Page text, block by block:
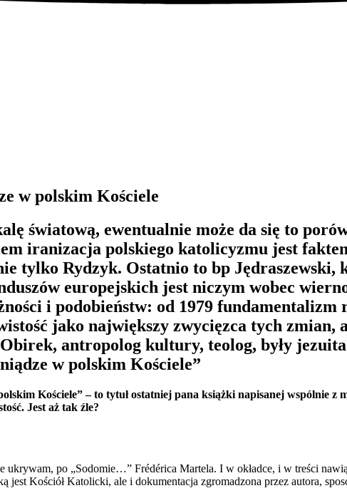
w polskim Kościele
światową, ewentualnie może da się to
iranizacja polskiego katolicyzmu jest
tylko Rydzyk. Ostatnio to bp Jędraszewski,
europejskich jest niczym wobec
i podobieństw: od 1979
jako największy zwycięzca tych
antropolog kultury, teolog, były
w polskim Kościele”
Kościele” – to tytuł ostatniej pana książki napisanej wspólnie
Jest aż tak źle?
ukrywam, po „Sodomie…” Frédérica Martela. I w okładce, i w treści
jest Kościół Katolicki, ale i dokumentacja zgromadzona przez autora,